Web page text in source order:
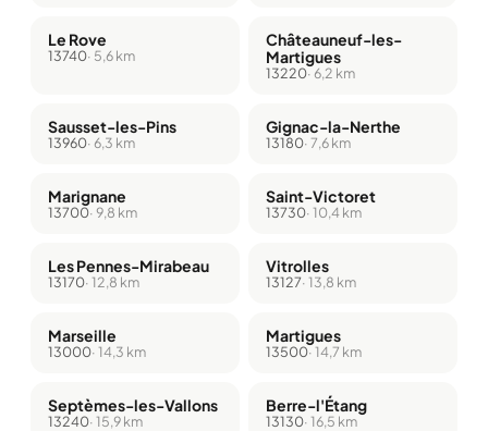
Le Rove
13740· 5,6 km
Châteauneuf-les-
Martigues
13220· 6,2 km
Sausset-les-Pins
13960· 6,3 km
Gignac-la-Nerthe
13180· 7,6 km
Marignane
13700· 9,8 km
Saint-Victoret
13730· 10,4 km
Les Pennes-Mirabeau
13170· 12,8 km
Vitrolles
13127· 13,8 km
Marseille
13000· 14,3 km
Martigues
13500· 14,7 km
Septèmes-les-Vallons
13240· 15,9 km
Berre-l'Étang
13130· 16,5 km